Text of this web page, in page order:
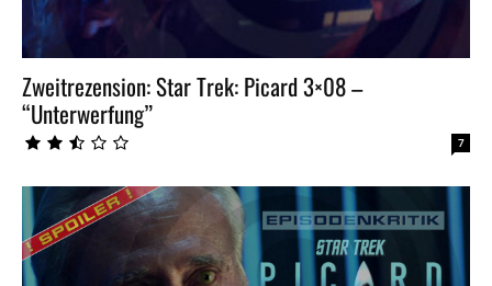
Zweitrezension: Star Trek: Picard 3×08 –
“Unterwerfung”
7